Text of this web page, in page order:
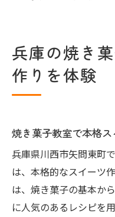
兵庫の焼き
作りを体験
焼き菓子教室で本格
兵庫県川西市矢問東町
は、本格的なスイーツ
は、焼き菓子の基本か
に人気のあるレシピを